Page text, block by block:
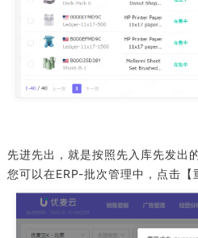
先进先出，就是按照先入库先发出
您可以在ERP-批次管理中，点击【